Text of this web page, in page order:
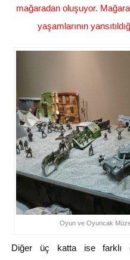
mağaradan oluşuyor.
yaşamlarının
Oyun ve Oyuncak
Diğer üç katta ise farklı